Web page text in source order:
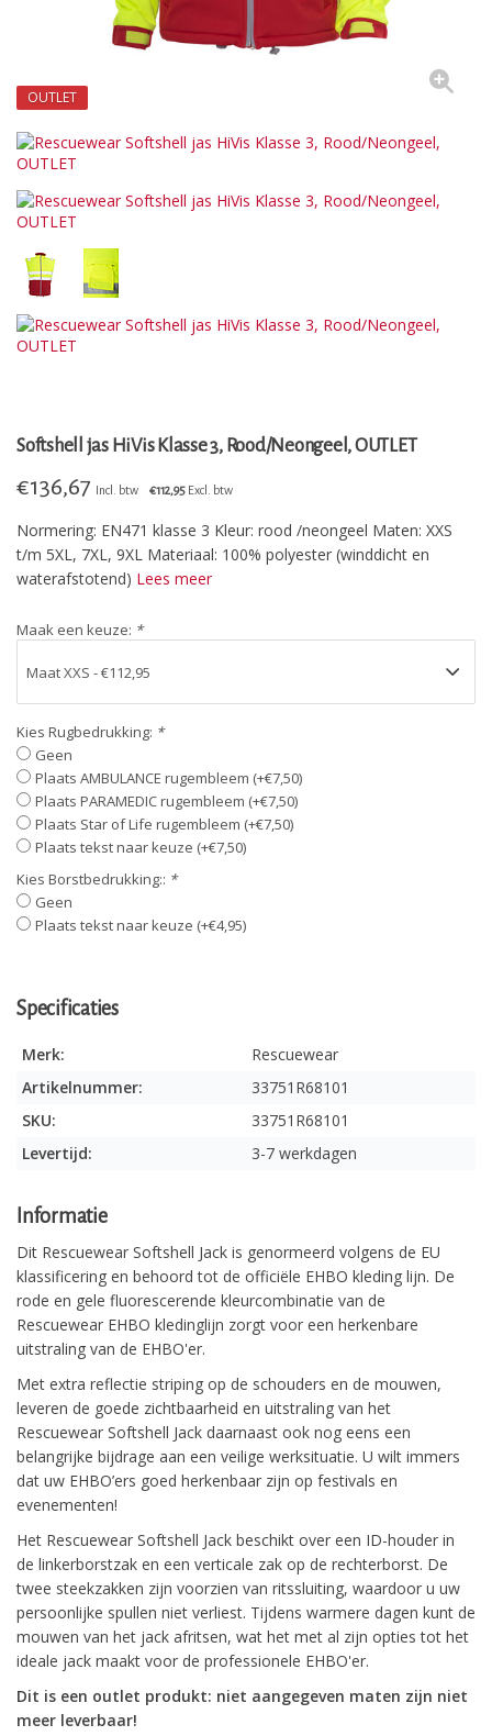
OUTLET
Softshell jas HiVis Klasse 3, Rood/Neongeel, OUTLET
€136,67 Incl. btw €112,95 Excl. btw
Normering: EN471 klasse 3 Kleur: rood /neongeel Maten: XXS
t/m 5XL, 7XL, 9XL Materiaal: 100% polyester (winddicht en
waterafstotend) Lees meer
Maak een keuze: *
Kies Rugbedrukking: *
Geen
Plaats AMBULANCE rugembleem (+€7,50)
Plaats PARAMEDIC rugembleem (+€7,50)
Plaats Star of Life rugembleem (+€7,50)
Plaats tekst naar keuze (+€7,50)
Kies Borstbedrukking:: *
Geen
Plaats tekst naar keuze (+€4,95)
Specificaties
Merk:
Rescuewear
Artikelnummer:
33751R68101
SKU:
33751R68101
Levertijd:
3-7 werkdagen
Informatie
Dit Rescuewear Softshell Jack is genormeerd volgens de EU
klassificering en behoord tot de officiële EHBO kleding lijn. De
rode en gele fluorescerende kleurcombinatie van de
Rescuewear EHBO kledinglijn zorgt voor een herkenbare
uitstraling van de EHBO'er.
Met extra reflectie striping op de schouders en de mouwen,
leveren de goede zichtbaarheid en uitstraling van het
Rescuewear Softshell Jack daarnaast ook nog eens een
belangrijke bijdrage aan een veilige werksituatie. U wilt immers
dat uw EHBO’ers goed herkenbaar zijn op festivals en
evenementen!
Het Rescuewear Softshell Jack beschikt over een ID-houder in
de linkerborstzak en een verticale zak op de rechterborst. De
twee steekzakken zijn voorzien van ritssluiting, waardoor u uw
persoonlijke spullen niet verliest. Tijdens warmere dagen kunt de
mouwen van het jack afritsen, wat het met al zijn opties tot het
ideale jack maakt voor de professionele EHBO'er.
Dit is een outlet produkt: niet aangegeven maten zijn niet
meer leverbaar!